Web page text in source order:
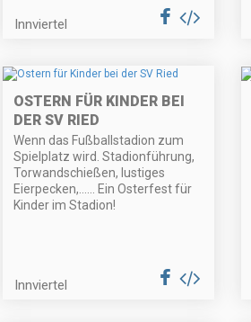
Innviertel
OSTERN FÜR KINDER BEI
DER SV RIED
Wenn das Fußballstadion zum
Spielplatz wird. Stadionführung,
Torwandschießen, lustiges
Eierpecken,…… Ein Osterfest für
Kinder im Stadion!
Innviertel